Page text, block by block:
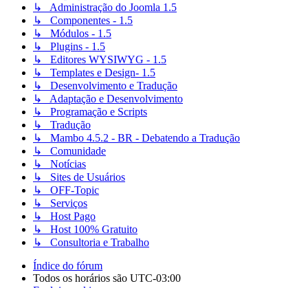
↳ Administração do Joomla 1.5
↳ Componentes - 1.5
↳ Módulos - 1.5
↳ Plugins - 1.5
↳ Editores WYSIWYG - 1.5
↳ Templates e Design- 1.5
↳ Desenvolvimento e Tradução
↳ Adaptação e Desenvolvimento
↳ Programação e Scripts
↳ Tradução
↳ Mambo 4.5.2 - BR - Debatendo a Tradução
↳ Comunidade
↳ Notícias
↳ Sites de Usuários
↳ OFF-Topic
↳ Serviços
↳ Host Pago
↳ Host 100% Gratuito
↳ Consultoria e Trabalho
Índice do fórum
Todos os horários são UTC-03:00